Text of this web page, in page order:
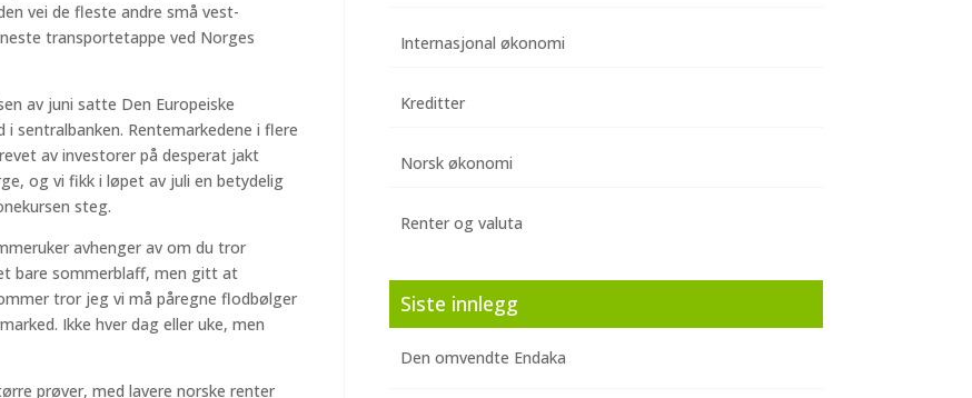
vei de fleste andre små vest-
transportetappe ved Norges
av juni satte Den Europeiske
sentralbanken. Rentemarkedene i flere
av investorer på desperat jakt
og vi fikk i løpet av juli en betydelig
steg.
avhenger av om du tror
bare sommerblaff, men gitt at
tror jeg vi må påregne flodbølger
Ikke hver dag eller uke, men
prøver, med lavere norske renter
Internasjonal økonomi
Kreditter
Norsk økonomi
Renter og valuta
Siste innlegg
Den omvendte Endaka